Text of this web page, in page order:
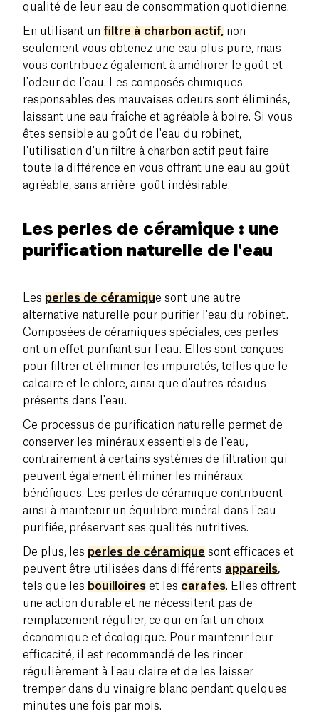
qualité de leur eau de consommation quotidienne.
En utilisant un filtre à charbon actif, non
seulement vous obtenez une eau plus pure, mais
vous contribuez également à améliorer le goût et
l'odeur de l'eau. Les composés chimiques
responsables des mauvaises odeurs sont éliminés,
laissant une eau fraîche et agréable à boire. Si vous
êtes sensible au goût de l'eau du robinet,
l'utilisation d'un filtre à charbon actif peut faire
toute la différence en vous offrant une eau au goût
agréable, sans arrière-goût indésirable.
Les perles de céramique : une
purification naturelle de l'eau
Les perles de céramique sont une autre
alternative naturelle pour purifier l'eau du robinet.
Composées de céramiques spéciales, ces perles
ont un effet purifiant sur l'eau. Elles sont conçues
pour filtrer et éliminer les impuretés, telles que le
calcaire et le chlore, ainsi que d'autres résidus
présents dans l'eau.
Ce processus de purification naturelle permet de
conserver les minéraux essentiels de l'eau,
contrairement à certains systèmes de filtration qui
peuvent également éliminer les minéraux
bénéfiques. Les perles de céramique contribuent
ainsi à maintenir un équilibre minéral dans l'eau
purifiée, préservant ses qualités nutritives.
De plus, les perles de céramique sont efficaces et
peuvent être utilisées dans différents appareils,
tels que les bouilloires et les carafes. Elles offrent
une action durable et ne nécessitent pas de
remplacement régulier, ce qui en fait un choix
économique et écologique. Pour maintenir leur
efficacité, il est recommandé de les rincer
régulièrement à l'eau claire et de les laisser
tremper dans du vinaigre blanc pendant quelques
minutes une fois par mois.